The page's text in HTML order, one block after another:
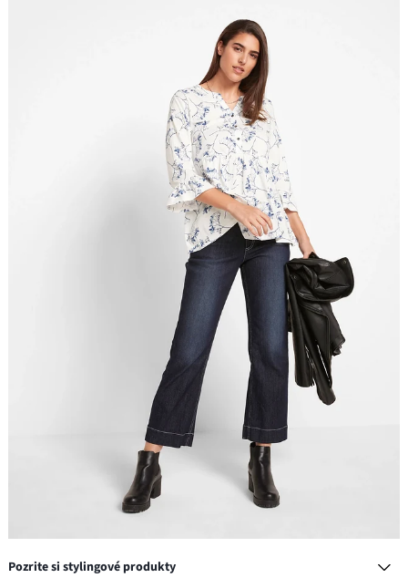
Pozrite si stylingové produkty